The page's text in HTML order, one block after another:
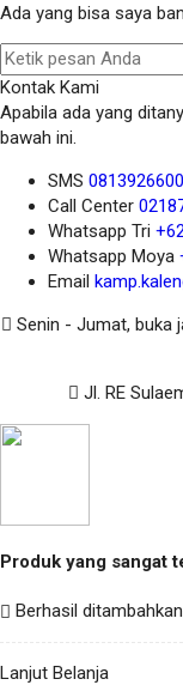
Ada yang bisa saya
Kontak Kami
Apabila ada yang
bawah ini.
SMS
Call Center
Whatsapp Tri
Whatsapp Moya
Email
Senin - Jumat, buka
Jl. RE
Produk yang sangat
Berhasil
Lanjut Belanja